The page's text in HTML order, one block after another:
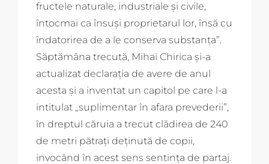
fructele naturale, industriale şi civile,
întocmai ca însuşi proprietarul lor, însă cu
îndatorirea de a le conserva substanţa”.
Săptămâna trecută, Mihai Chirica şi-a
actualizat declaraţia de avere de anul
acesta şi a inventat un capitol pe care l-a
intitulat „suplimentar în afara prevederii”,
în dreptul căruia a trecut clădirea de 240
de metri pătraţi deţinută de copii,
invocând în acest sens sentinţa de partaj.